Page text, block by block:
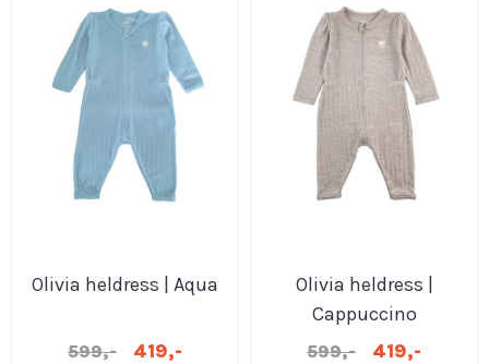
Olivia heldress | Aqua
599,- 419,-
Olivia heldress |
Cappuccino
599,- 419,-